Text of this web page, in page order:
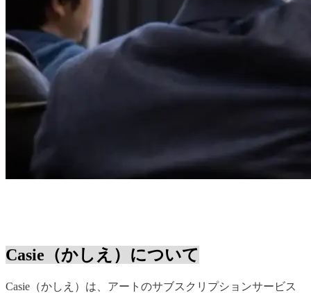
Casie（かしえ）について
Casie（かしえ）は、アートのサブスクリプションサービス